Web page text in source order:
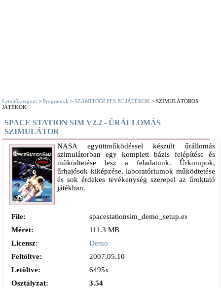
Letöltőközpont >Programok >SZÁMÍTÓGÉPES PC JÁTÉKOK > SZIMULÁTOROS
JÁTÉKOK
SPACE STATION SIM V2.2 - ÛRÁLLOMÁS
SZIMULÁTOR
NASA együttműködéssel készült űrállomás
szimulátorban egy komplett bázis felépítése és
működtetése lesz a feladatunk. Ûrkompok,
űrhajósok kiképzése, laboratóriumok működtetése
és sok érdekes tevékenység szerepel az űroktató
játékban.
File:
spacestationsim_demo_setup.exe
Méret:
111.3 MB
Licensz:
Demo
Feltöltve:
2007.05.10
Letöltve:
6495x
Osztályzat:
3.54